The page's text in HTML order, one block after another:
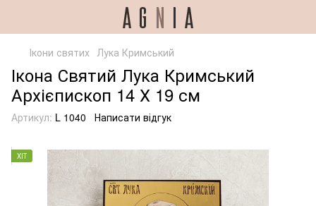
Ікони святих Лука Кримський
Ікона Святий Лука Кримський
Архієпископ 14 Х 19 см
Артикул: L 1040 Написати відгук
ХІТ